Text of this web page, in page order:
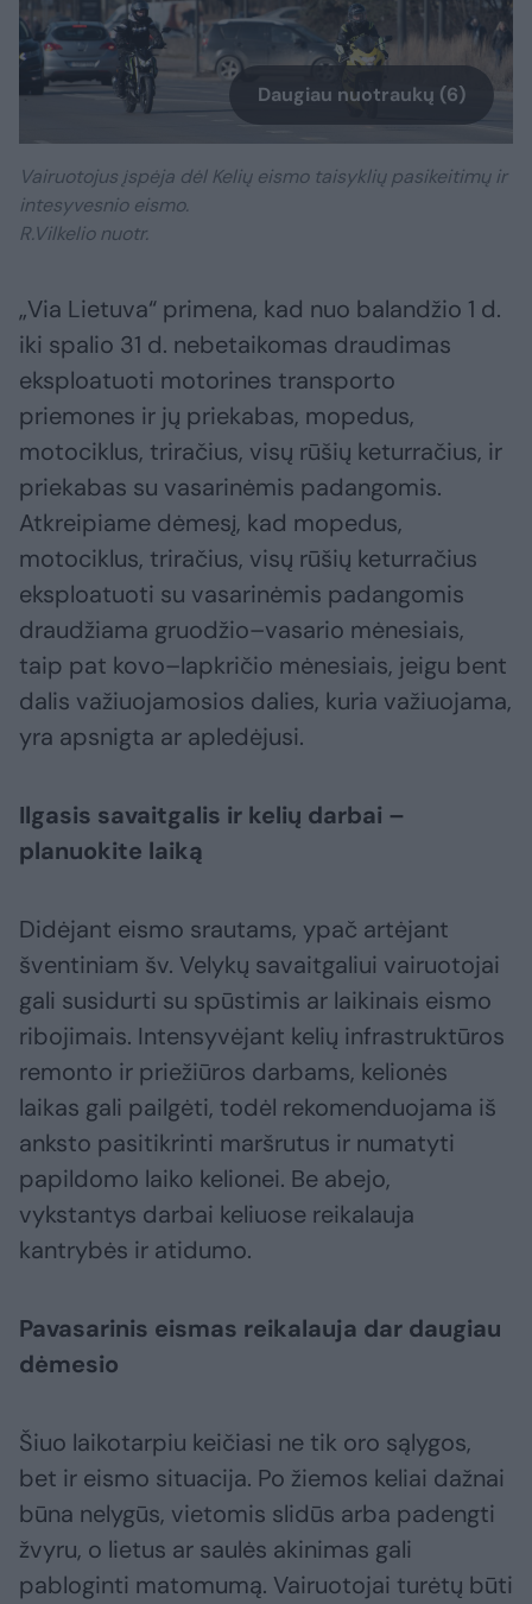
Daugiau nuotraukų (6)
Vairuotojus įspėja dėl Kelių eismo taisyklių pasikeitimų ir
intesyvesnio eismo.
R.Vilkelio nuotr.
„Via Lietuva“ primena, kad nuo balandžio 1 d.
iki spalio 31 d. nebetaikomas draudimas
eksploatuoti motorines transporto
priemones ir jų priekabas, mopedus,
motociklus, triračius, visų rūšių keturračius, ir
priekabas su vasarinėmis padangomis.
Atkreipiame dėmesį, kad mopedus,
motociklus, triračius, visų rūšių keturračius
eksploatuoti su vasarinėmis padangomis
draudžiama gruodžio–vasario mėnesiais,
taip pat kovo–lapkričio mėnesiais, jeigu bent
dalis važiuojamosios dalies, kuria važiuojama,
yra apsnigta ar apledėjusi.
Ilgasis savaitgalis ir kelių darbai –
planuokite laiką
Didėjant eismo srautams, ypač artėjant
šventiniam šv. Velykų savaitgaliui vairuotojai
gali susidurti su spūstimis ar laikinais eismo
ribojimais. Intensyvėjant kelių infrastruktūros
remonto ir priežiūros darbams, kelionės
laikas gali pailgėti, todėl rekomenduojama iš
anksto pasitikrinti maršrutus ir numatyti
papildomo laiko kelionei. Be abejo,
vykstantys darbai keliuose reikalauja
kantrybės ir atidumo.
Pavasarinis eismas reikalauja dar daugiau
dėmesio
Šiuo laikotarpiu keičiasi ne tik oro sąlygos,
bet ir eismo situacija. Po žiemos keliai dažnai
būna nelygūs, vietomis slidūs arba padengti
žvyru, o lietus ar saulės akinimas gali
pabloginti matomumą. Vairuotojai turėtų būti